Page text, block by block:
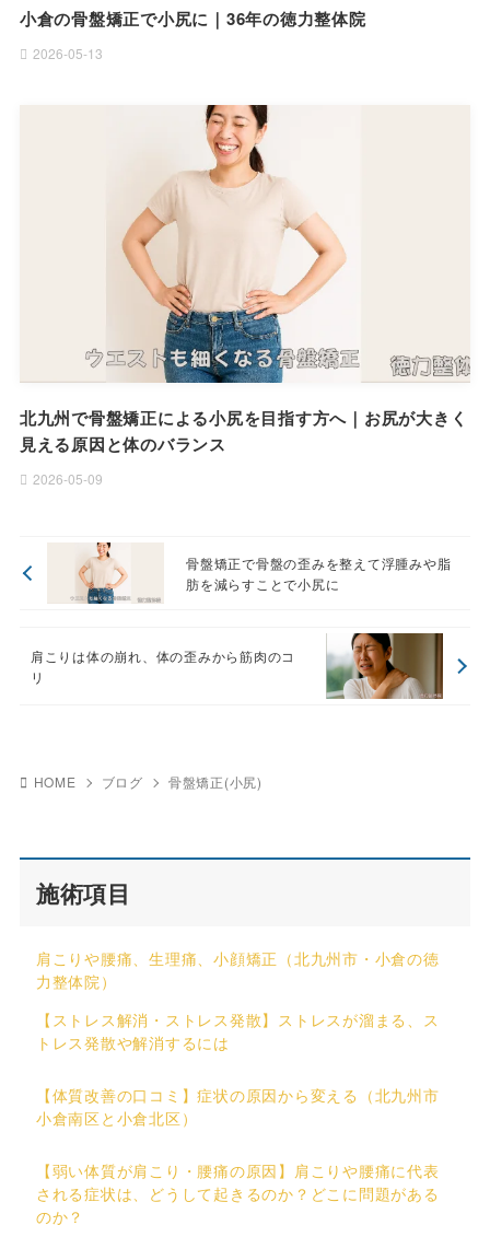
小倉の骨盤矯正で小尻に｜36年の徳力整体院
2026-05-13
北九州で骨盤矯正による小尻を目指す方へ｜お尻が大きく
見える原因と体のバランス
2026-05-09
骨盤矯正で骨盤の歪みを整えて浮腫みや脂
肪を減らすことで小尻に
肩こりは体の崩れ、体の歪みから筋肉のコ
リ
HOME ブログ 骨盤矯正(小尻)
施術項目
肩こりや腰痛、生理痛、小顔矯正（北九州市・小倉の徳
力整体院）
【ストレス解消・ストレス発散】ストレスが溜まる、ス
トレス発散や解消するには
【体質改善の口コミ】症状の原因から変える（北九州市
小倉南区と小倉北区）
【弱い体質が肩こり・腰痛の原因】肩こりや腰痛に代表
される症状は、どうして起きるのか？どこに問題がある
のか？